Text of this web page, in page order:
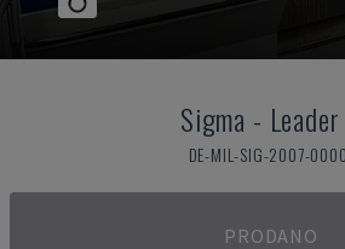
Sigma -
DE-MIL-SIG-2007-
PRODANO